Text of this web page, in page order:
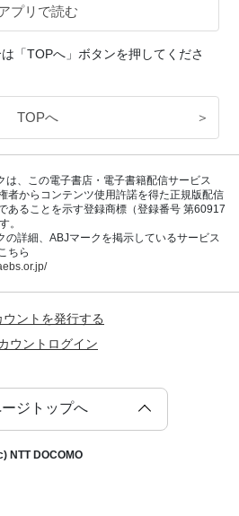
プリで読む
「TOPへ」ボタンを押してくださ
TOPへ ＞
は、この電子書店・電子書籍配信サービス
者からコンテンツ使用許諾を得た正規版配信
あることを示す登録商標（登録番号 第60917
。
の詳細、ABJマークを掲示しているサービス
ちら
ウントを発行する
ウントログイン
ジトップへ
NTT DOCOMO